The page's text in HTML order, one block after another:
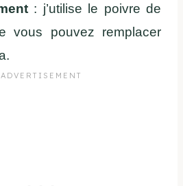
: j’utilise le poivre de
vous pouvez remplacer